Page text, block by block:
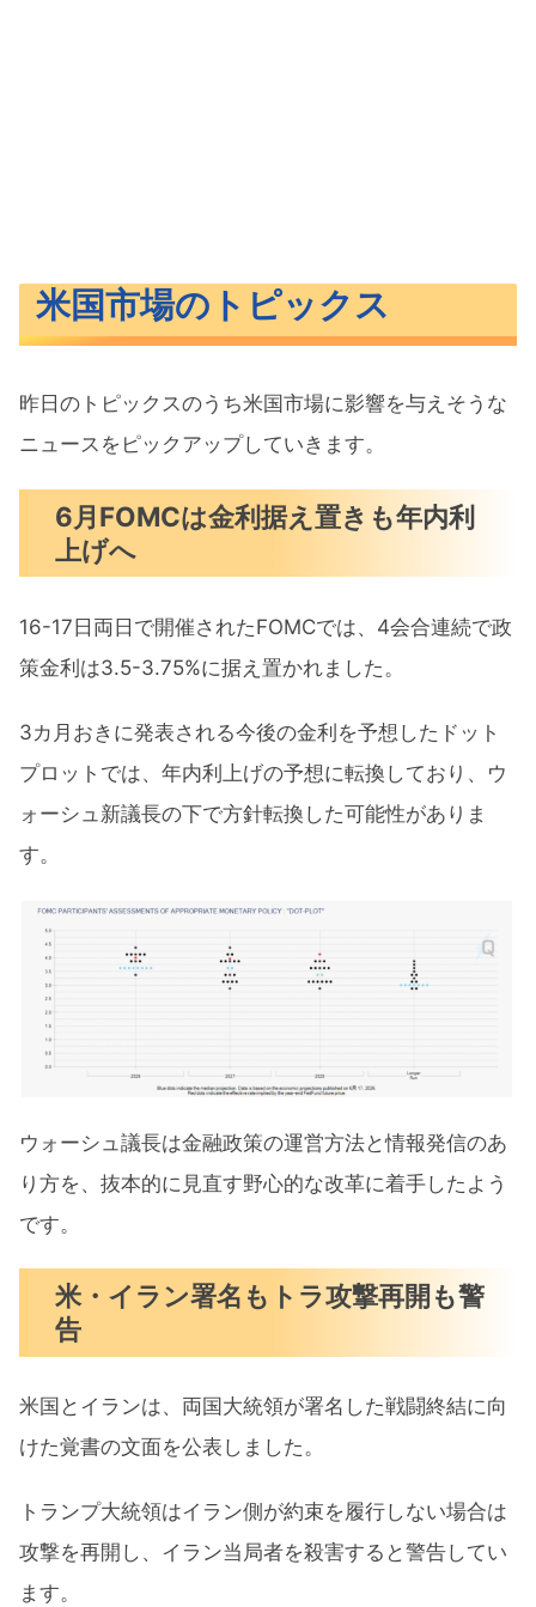
米国市場のトピックス
昨日のトピックスのうち米国市場に影響を与えそうな
ニュースをピックアップしていきます。
6月FOMCは金利据え置きも年内利
上げへ
16-17日両日で開催されたFOMCでは、4会合連続で政
策金利は3.5-3.75%に据え置かれました。
3カ月おきに発表される今後の金利を予想したドット
プロットでは、年内利上げの予想に転換しており、ウ
ォーシュ新議長の下で方針転換した可能性がありま
す。
ウォーシュ議長は金融政策の運営方法と情報発信のあ
り方を、抜本的に見直す野心的な改革に着手したよう
です。
米・イラン署名もトラ攻撃再開も警
告
米国とイランは、両国大統領が署名した戦闘終結に向
けた覚書の文面を公表しました。
トランプ大統領は​イラン側が約束を履行しない場合は
攻撃を再開し、イラン当局者を殺害する‌と警告してい
ます。